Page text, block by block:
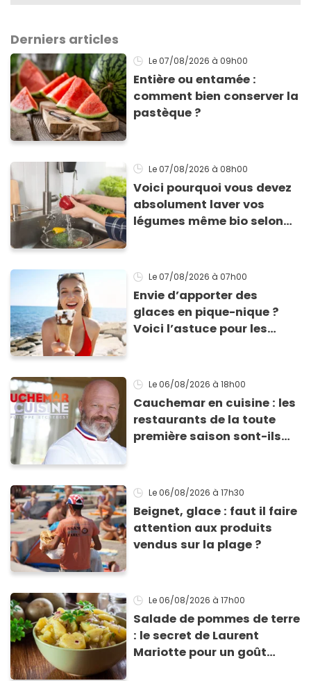
Derniers articles
Le 07/08/2026 à 09h00
Entière ou entamée :
comment bien conserver la
pastèque ?
Le 07/08/2026 à 08h00
Voici pourquoi vous devez
absolument laver vos
légumes même bio selon
Le 07/08/2026 à 07h00
Envie d’apporter des
glaces en pique-nique ?
Voici l’astuce pour les
ne fondent !
Le 06/08/2026 à 18h00
Cauchemar en cuisine : les
restaurants de la toute
première saison sont-ils
Le 06/08/2026 à 17h30
Beignet, glace : faut il faire
attention aux produits
vendus sur la plage ?
Le 06/08/2026 à 17h00
Salade de pommes de terre
: le secret de Laurent
Mariotte pour un goût